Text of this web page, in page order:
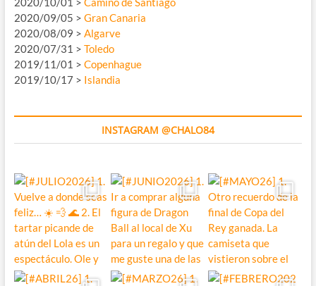
2020/09/05 > Gran Canaria
2020/08/09 > Algarve
2020/07/31 > Toledo
2019/11/01 > Copenhague
2019/10/17 > Islandia
INSTAGRAM @CHALO84